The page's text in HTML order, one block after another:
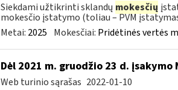
Siekdami užtikrinti sklandų mokesčių
mokesčio įstatymo (toliau – PVM
Metai: 2025 Mokesčiai: Pridėtinės vertės
Dėl 2021 m. gruodžio 23 d. įsakymo
Web turinio sąrašas 2022-01-10